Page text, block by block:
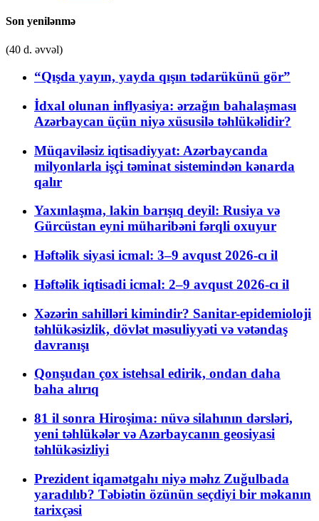
Son yenilənmə
(40 d. əvvəl)
“Qışda yayın, yayda qışın tədarükünü gör”
İdxal olunan inflyasiya: ərzağın bahalaşması
Azərbaycan üçün niyə xüsusilə təhlükəlidir?
Müqaviləsiz iqtisadiyyat: Azərbaycanda
milyonlarla işçi təminat sistemindən kənarda
qalır
Yaxınlaşma, lakin barışıq deyil: Rusiya və
Gürcüstan eyni müharibəni fərqli oxuyur
Həftəlik siyasi icmal: 3–9 avqust 2026-cı il
Həftəlik iqtisadi icmal: 2–9 avqust 2026-cı il
Xəzərin sahilləri kimindir? Sanitar-epidemioloji
təhlükəsizlik, dövlət məsuliyyəti və vətəndaş
davranışı
Qonşudan çox istehsal edirik, ondan daha
baha alırıq
81 il sonra Hiroşima: nüvə silahının dərsləri,
yeni təhlükələr və Azərbaycanın geosiyasi
təhlükəsizliyi
Prezident iqamətgahı niyə məhz Zuğulbada
yaradılıb? Təbiətin özünün seçdiyi bir məkanın
tarixçəsi